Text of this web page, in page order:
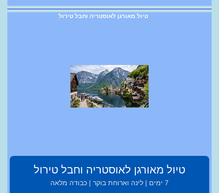
טיול מאורגן לאוסטריה וחבל טירול
טיול מאורגן לאוסטריה וחבל טירול
7 ימים | לינה וארוחת בוקר | כבודה מלאה